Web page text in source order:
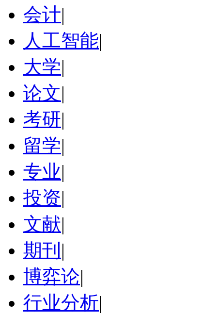
会计|
人工智能|
大学|
论文|
考研|
留学|
专业|
投资|
文献|
期刊 |
博弈论|
行业分析|